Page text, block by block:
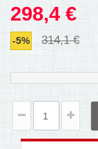
298,4 €
-5% 314,1 €